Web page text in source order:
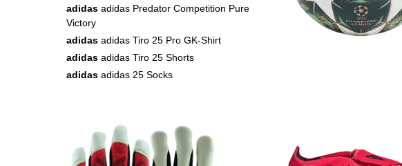
adidas adidas Predator Competition Pure
Victory
adidas adidas Tiro 25 Pro GK-Shirt
adidas adidas Tiro 25 Shorts
adidas adidas 25 Socks
KEEPERsport
KEEPERsport GK Grip
Socks (white)
CawilaCawila Socktape 3,0cmx20m